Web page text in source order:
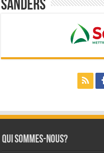
Sanders
Qui sommes-nous?